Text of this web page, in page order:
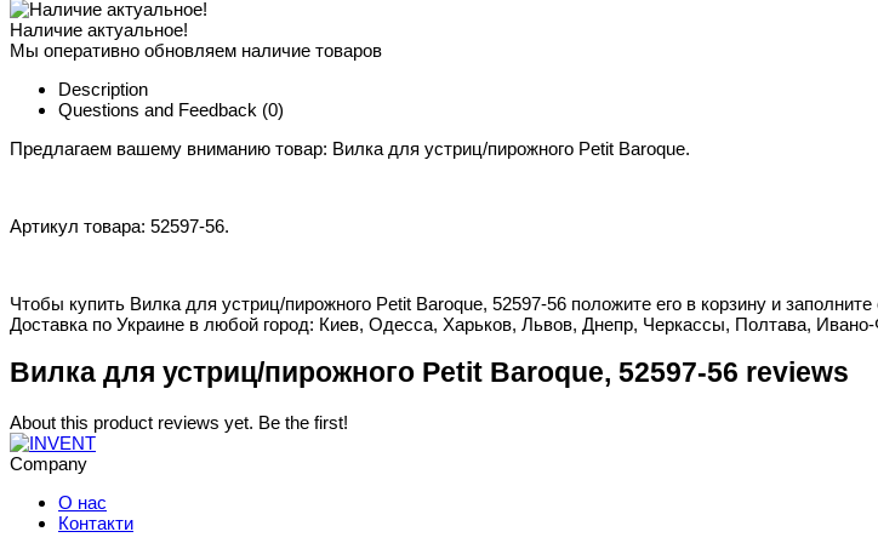
Наличие актуальное!
Мы оперативно обновляем наличие товаров
Description
Questions and Feedback (0)
Предлагаем вашему вниманию товар: Вилка для устриц/пирожного Petit Baroque.
Артикул товара: 52597-56.
Чтобы купить Вилка для устриц/пирожного Petit Baroque, 52597-56 положите его в корзину и
Доставка по Украине в любой город: Киев, Одесса, Харьков, Львов, Днепр, Черкассы, Полтава, Ивано-
Вилка для устриц/пирожного Petit Baroque, 52597-56 reviews
About this product reviews yet. Be the first!
Company
О нас
Контакти